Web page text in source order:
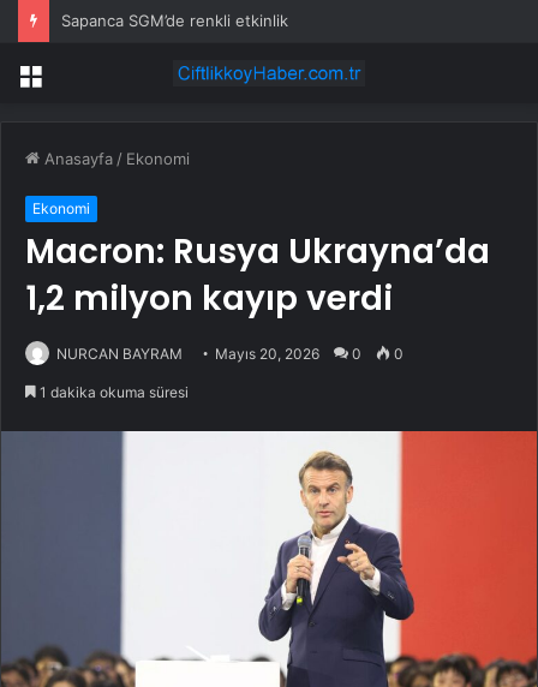
Sapanca SGM’de renkli etkinlik
Menü
Anasayfa / Ekonomi
Ekonomi
Macron: Rusya Ukrayna’da
1,2 milyon kayıp verdi
NURCAN BAYRAM Mayıs 20, 2026 0 0
1 dakika okuma süresi